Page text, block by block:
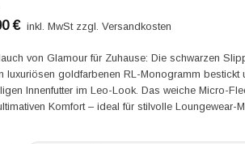
€ inkl. MwSt zzgl. Versandkosten
von Glamour für Zuhause: Die schwarzen
luxuriösen goldfarbenen RL-Monogramm bestickt
Innenfutter im Leo-Look. Das weiche Micro-
Komfort – ideal für stilvolle Loungewear-